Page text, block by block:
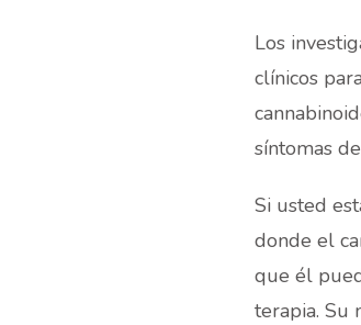
Los
clínicos
síntomas
Si usted
donde el
que él
terapia. Su